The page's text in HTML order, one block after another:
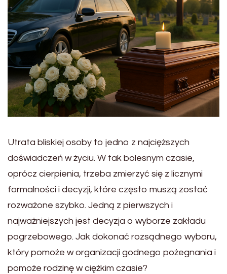
Utrata bliskiej osoby to jedno z najcięższych
doświadczeń w życiu. W tak bolesnym czasie,
oprócz cierpienia, trzeba zmierzyć się z licznymi
formalności i decyzji, które często muszą zostać
rozważone szybko. Jedną z pierwszych i
najważniejszych jest decyzja o wyborze zakładu
pogrzebowego. Jak dokonać rozsądnego wyboru,
który pomoże w organizacji godnego pożegnania i
pomoże rodzinę w ciężkim czasie?